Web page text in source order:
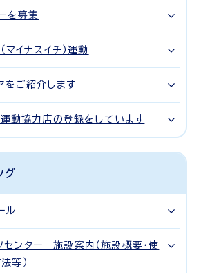
を募集
イナスイチ）運動
をご紹介します
動協力店の登録をしています
グ
ル
センター 施設案内（施設概要・使
等）